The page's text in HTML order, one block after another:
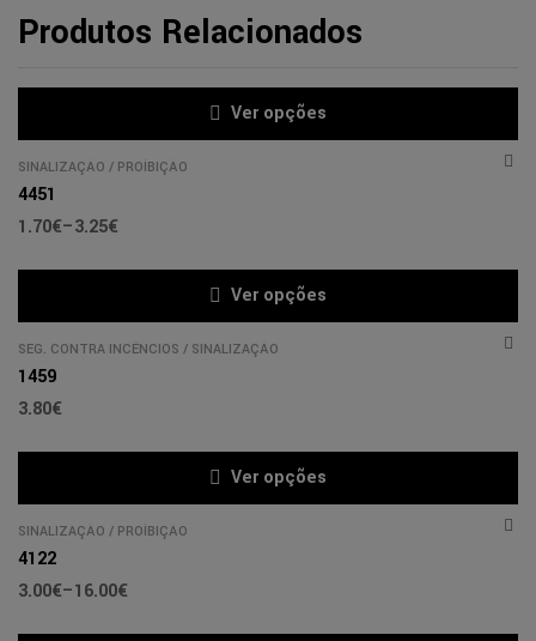
Produtos Relacionados
Ver opções
SINALIZAÇÃO / PROÍBIÇÃO
4451
1.70€–3.25€
Ver opções
SEG. CONTRA INCÊNCIOS / SINALIZAÇÃO
1459
3.80€
Ver opções
SINALIZAÇÃO / PROÍBIÇÃO
4122
3.00€–16.00€